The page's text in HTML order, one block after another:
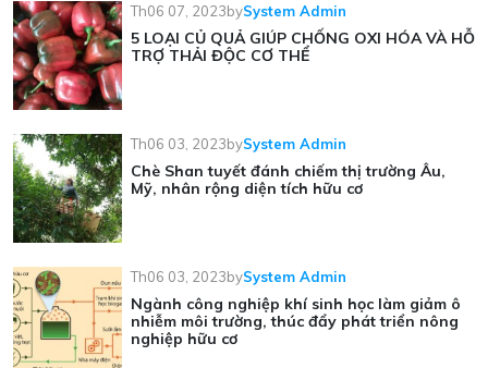
Th06 07, 2023bySystem Admin
5 LOẠI CỦ QUẢ GIÚP CHỐNG OXI HÓA VÀ HỖ
TRỢ THẢI ĐỘC CƠ THỂ
Th06 03, 2023bySystem Admin
Chè Shan tuyết đánh chiếm thị trường Âu,
Mỹ, nhân rộng diện tích hữu cơ
Th06 03, 2023bySystem Admin
Ngành công nghiệp khí sinh học làm giảm ô
nhiễm môi trường, thúc đẩy phát triển nông
nghiệp hữu cơ